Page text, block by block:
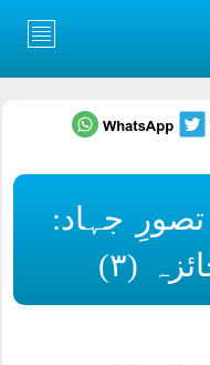
تصورِ جہاد:
(۳)